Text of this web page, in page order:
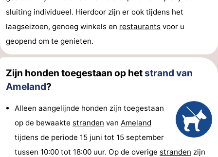
sluiting individueel. Hierdoor zijn er ook tijdens het
laagseizoen, genoeg winkels en restaurants voor u
geopend om te genieten.
Zijn honden toegestaan op hetstrand van
Ameland?
Alleen aangelijnde honden zijn toegestaan
op de bewaakte stranden van Ameland
tijdens de periode 15 juni tot 15 september
tussen 10:00 tot 18:00 uur. Op de overige stranden zijn